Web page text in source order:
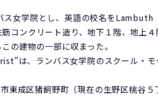
バス女学院とし、英語の校名を
コンクリート造り、地下１階、地上
の建物の一部に収まった。
、ランバス女学院のスクール・モ
成区猪飼野町（現在の生野区桃谷